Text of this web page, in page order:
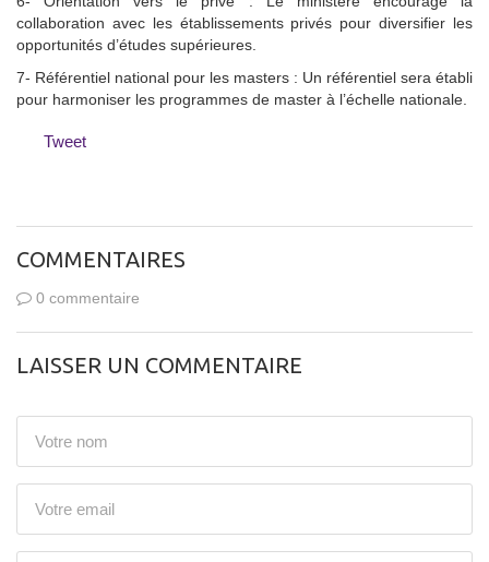
collaboration avec les établissements privés pour diversifier les
opportunités d’études supérieures.
7- Référentiel national pour les masters : Un référentiel sera établi
pour harmoniser les programmes de master à l’échelle nationale.
Tweet
COMMENTAIRES
0 commentaire
LAISSER UN COMMENTAIRE